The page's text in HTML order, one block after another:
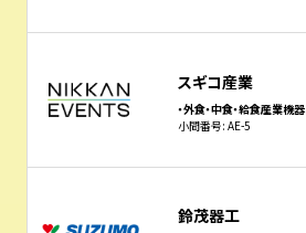
スギコ産業
・外食・中食・給食産業機器
小間番号: AE-5
鈴茂器工